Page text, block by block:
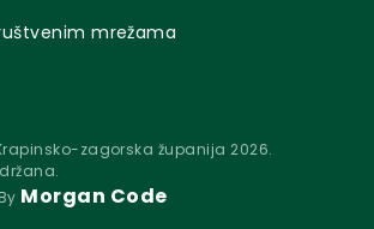
mrežama
zagorska županija 2026.
Morgan Code